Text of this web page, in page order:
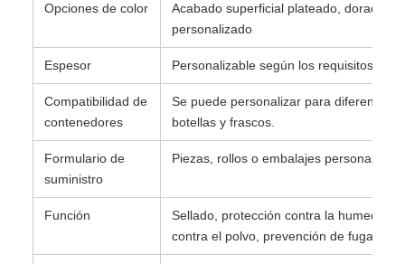
Opciones de color
Acabado superficial plateado, dorado o
personalizado
Espesor Personalizable según los requisitos de
Compatibilidad de
contenedores
Se puede personalizar para diferentes
botellas y frascos.
Formulario de
suministro
Piezas, rollos o embalajes
Función
Sellado, protección contra la humedad,
contra el polvo, prevención de fugas.